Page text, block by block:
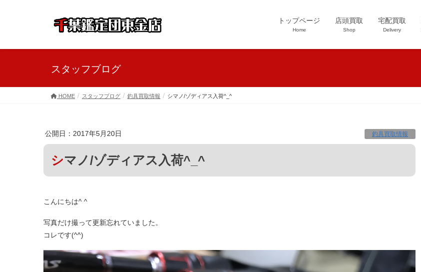
トップページ
Home
店頭買取
Shop
宅配買取
Delivery
スタッフブログ
HOME スタッフブログ 釣具買取情報 シマノ/ゾディアス入荷^_^
公開日：2017年5月20日 釣具買取情報
シマノ/ゾディアス入荷^_^
こんにちは^ ^
写真だけ撮って更新忘れていました。
コレです(^^)